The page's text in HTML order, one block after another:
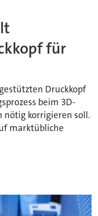
für
Druckkopf
beim 3D-
nötig korrigieren soll.
marktübliche